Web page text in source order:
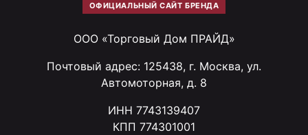
ОФИЦИАЛЬНЫЙ САЙТ БРЕНДА
ООО «Торговый Дом ПРАЙД»
Почтовый адрес: 125438, г. Москва, ул.
Автомоторная, д. 8
ИНН 7743139407
КПП 774301001